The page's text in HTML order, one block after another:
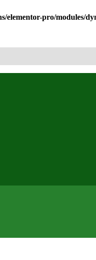
pro/modules/